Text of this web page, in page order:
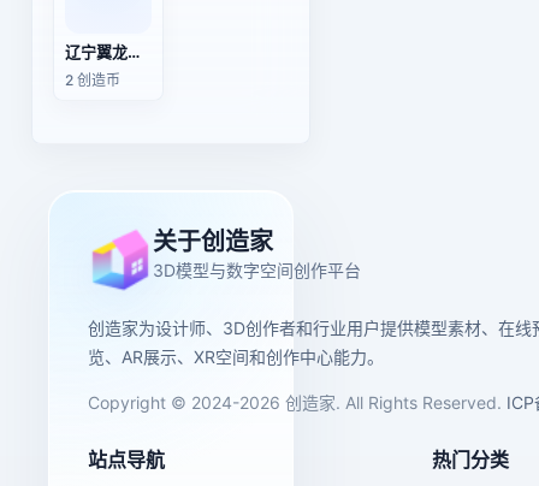
辽宁翼龙（3D动画模型）
2 创造币
关于创造家
3D模型与数字空间创作平台
创造家为设计师、3D创作者和行业用户提供模型素材、在线
览、AR展示、XR空间和创作中心能力。
Copyright © 2024-2026 创造家. All Rights Reserved. ICP
站点导航 热门分类